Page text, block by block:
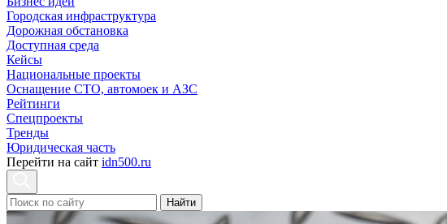
Городская инфраструктура
Дорожная обстановка
Доступная среда
Кейсы
Национальные проекты
Оснащение СТО, автомоек и АЗС
Рейтинги
Спецпроекты
Тренды
Юридическая часть
Перейти на сайт idn500.ru
Найти